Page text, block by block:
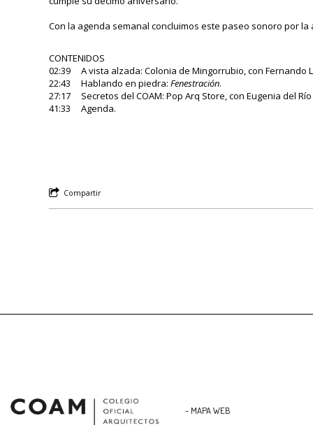
Con la agenda semanal concluimos este paseo sonoro por
CONTENIDOS
02:39 A vista alzada: Colonia de Mingorrubio, con Fernando
22:43 Hablando en piedra: Fenestración.
27:17 Secretos del COAM: Pop Arq Store, con Eugenia del
41:33 Agenda.
Compartir
- MAPA WEB